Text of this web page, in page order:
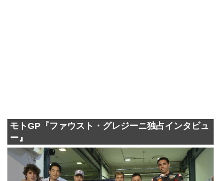
モトGP『ファウスト・グレジーニ独占インタビュ
ー』